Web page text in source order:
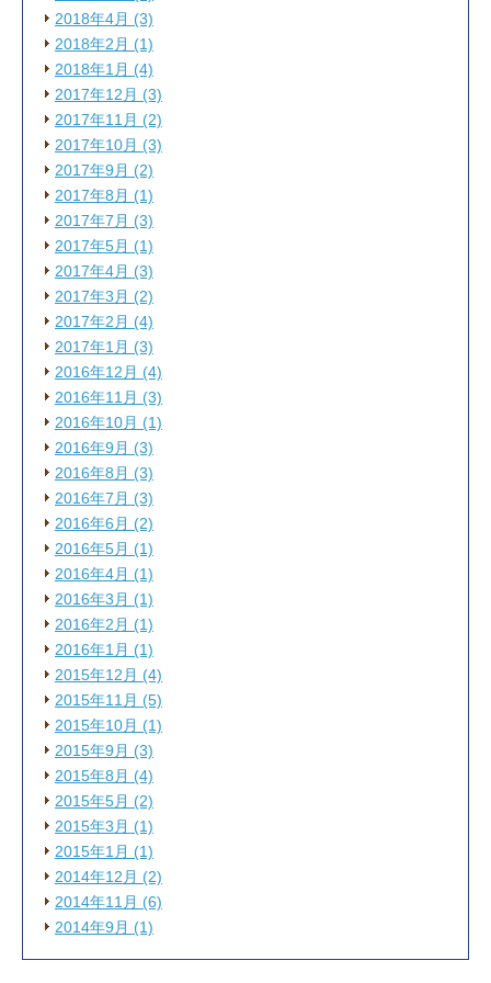
2018年4月 (3)
2018年2月 (1)
2018年1月 (4)
2017年12月 (3)
2017年11月 (2)
2017年10月 (3)
2017年9月 (2)
2017年8月 (1)
2017年7月 (3)
2017年5月 (1)
2017年4月 (3)
2017年3月 (2)
2017年2月 (4)
2017年1月 (3)
2016年12月 (4)
2016年11月 (3)
2016年10月 (1)
2016年9月 (3)
2016年8月 (3)
2016年7月 (3)
2016年6月 (2)
2016年5月 (1)
2016年4月 (1)
2016年3月 (1)
2016年2月 (1)
2016年1月 (1)
2015年12月 (4)
2015年11月 (5)
2015年10月 (1)
2015年9月 (3)
2015年8月 (4)
2015年5月 (2)
2015年3月 (1)
2015年1月 (1)
2014年12月 (2)
2014年11月 (6)
2014年9月 (1)